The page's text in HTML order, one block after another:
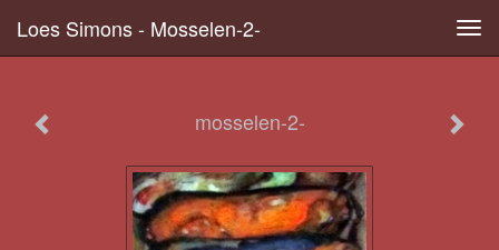
Loes Simons - Mosselen-2-
mosselen-2-